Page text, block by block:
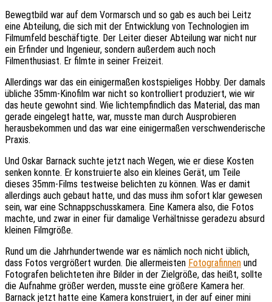
Bewegtbild war auf dem Vormarsch und so gab es auch bei Leitz
eine Abteilung, die sich mit der Entwicklung von Technologien im
Filmumfeld beschäftigte. Der Leiter dieser Abteilung war nicht nur
ein Erfinder und Ingenieur, sondern außerdem auch noch
Filmenthusiast. Er filmte in seiner Freizeit.
Allerdings war das ein einigermaßen kostspieliges Hobby. Der damals
übliche 35mm-Kinofilm war nicht so kontrolliert produziert, wie wir
das heute gewohnt sind. Wie lichtempfindlich das Material, das man
gerade eingelegt hatte, war, musste man durch Ausprobieren
herausbekommen und das war eine einigermaßen verschwenderische
Praxis.
Und Oskar Barnack suchte jetzt nach Wegen, wie er diese Kosten
senken konnte. Er konstruierte also ein kleines Gerät, um Teile
dieses 35mm-Films testweise belichten zu können. Was er damit
allerdings auch gebaut hatte, und das muss ihm sofort klar gewesen
sein, war eine Schnappschusskamera. Eine Kamera also, die Fotos
machte, und zwar in einer für damalige Verhältnisse geradezu absurd
kleinen Filmgröße.
Rund um die Jahrhundertwende war es nämlich noch nicht üblich,
dass Fotos vergrößert wurden. Die allermeisten Fotografinnen und
Fotografen belichteten ihre Bilder in der Zielgröße, das heißt, sollte
die Aufnahme größer werden, musste eine größere Kamera her.
Barnack jetzt hatte eine Kamera konstruiert, in der auf einer mini